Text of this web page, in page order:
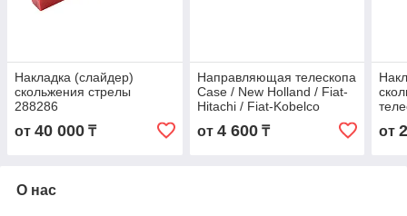
Накладка (слайдер)
скольжения стрелы
288286
от 40 000 ₸
Направляющая телескопа
Case / New Holland / Fiat-
Hitachi / Fiat-Kobelco
от 4 600₸ от
О нас